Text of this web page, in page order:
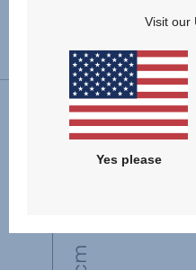
Váha
Visit our
Yes please